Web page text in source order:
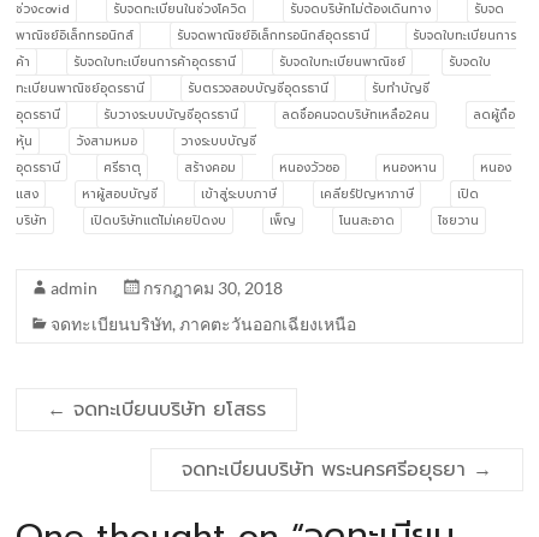
ช่วงcovid รับจดทะเบียนในช่วงโควิด รับจดบริษัทไม่ต้องเดินทาง
รับจด
พาณิชย์อิเล็กทรอนิกส์
รับจดพาณิชย์อิเล็กทรอนิกส์อุดรธานี
รับจดใบทะเบียนการ
ค้า
รับจดใบทะเบียนการค้าอุดรธานี รับจดใบทะเบียนพาณิชย์
รับจดใบ
ทะเบียนพาณิชย์อุดรธานี
รับตรวจสอบบัญชีอุดรธานี
รับทำบัญชี
อุดรธานี
รับวางระบบบัญชีอุดรธานี ลดชื่อคนจดบริษัทเหลือ2คน
ลดผู้ถือ
หุ้น
วังสามหมอ
วางระบบบัญชี
อุดรธานี
ศรีธาตุ สร้างคอม หนองวัวซอ หนองหาน
หนอง
แสง
หาผู้สอบบัญชี เข้าสู่ระบบภาษี เคลียร์ปัญหาภาษี
เปิด
บริษัท
เปิดบริษัทแต่ไม่เคยปิดงบ เพ็ญ โนนสะอาด ไชยวาน
admin
กรกฎาคม 30, 2018
จดทะเบียนบริษัท,ภาคตะวันออกเฉียงเหนือ
← จดทะเบียนบริษัท ยโสธร
จดทะเบียนบริษัท พระนครศรีอยุธยา →